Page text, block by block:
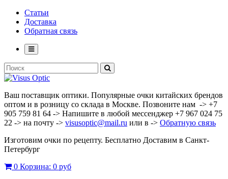
Статьи
Доставка
Обратная связь
Ваш поставщик оптики. Популярные очки китайских брендов
оптом и в розницу со склада в Москве. Позвоните нам -> +7
905 759 81 64 -> Напишите в любой мессенджер +7 967 024 75
22 -> на почту -> visusoptic@mail.ru или в -> Обратную связь
Изготовим очки по рецепту. Бесплатно Доставим в Санкт-
Петербург
0 Корзина: 0 руб